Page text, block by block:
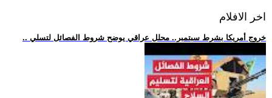
اخر الافلام
.. خروج أمريكا بشرط سبتمبر.. محلل عراقي يوضح شروط الفصائل لتسلي